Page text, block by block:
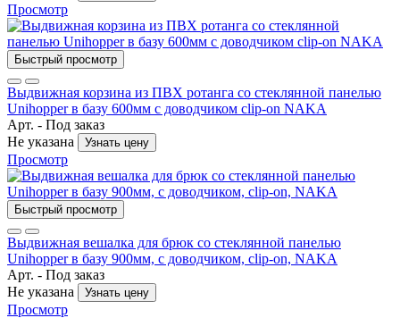
Просмотр
Быстрый просмотр
Выдвижная корзина из ПВХ ротанга со стеклянной панелью
Unihopper в базу 600мм c доводчиком clip-on NAKA
Арт. - Под заказ
Не указана
Узнать цену
Просмотр
Быстрый просмотр
Выдвижная вешалка для брюк со стеклянной панелью
Unihopper в базу 900мм, c доводчиком, clip-on, NAKA
Арт. - Под заказ
Не указана
Узнать цену
Просмотр